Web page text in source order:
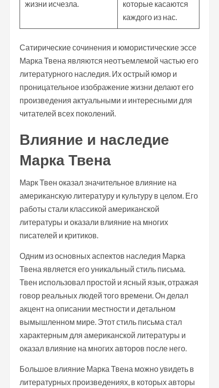
жизни исчезла.
которые касаются
каждого из нас.
Сатирические сочинения и юмористические эссе
Марка Твена являются неотъемлемой частью его
литературного наследия. Их острый юмор и
проницательное изображение жизни делают его
произведения актуальными и интересными для
читателей всех поколений.
Влияние и наследие
Марка Твена
Марк Твен оказал значительное влияние на
американскую литературу и культуру в целом. Его
работы стали классикой американской
литературы и оказали влияние на многих
писателей и критиков.
Одним из основных аспектов наследия Марка
Твена является его уникальный стиль письма.
Твен использовал простой и ясный язык, отражая
говор реальных людей того времени. Он делал
акцент на описании местности и детальном
вымышленном мире. Этот стиль письма стал
характерным для американской литературы и
оказал влияние на многих авторов после него.
Большое влияние Марка Твена можно увидеть в
литературных произведениях, в которых авторы